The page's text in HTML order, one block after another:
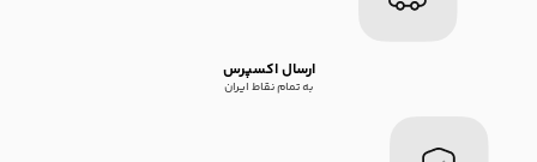
ارسال اکسپرس
به تمام نقاط ایران